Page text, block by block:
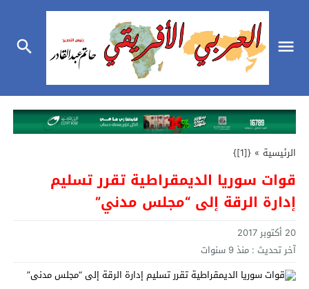
الرئيسية »
{[1]}
قوات سوريا الديمقراطية تقرر تسليم
إدارة الرقة إلى “مجلس مدني”
20 أكتوبر 2017
آخر تحديث : منذ 9 سنوات